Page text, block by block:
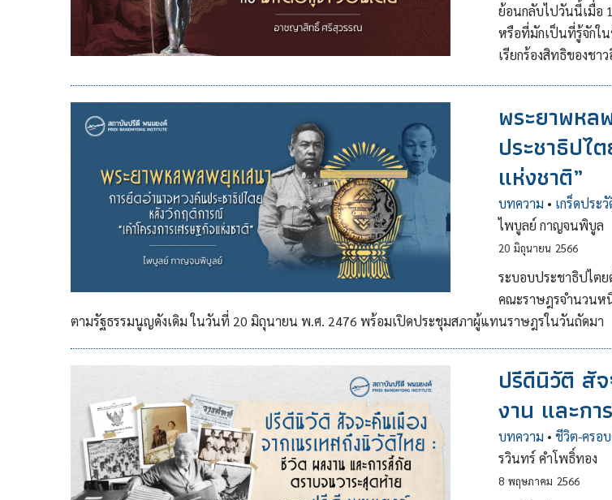
ย้อนกลับไปวันนี้เมื่อ
หรือที่มักเป็นที่รู้จักใน
เรียกร้องสิทธิของชา
พระยาพหล
ประชาธิปไ
แห่งชาติ”
บทความ • เกร็ดประ
ไพบูลย์ กาญจนพิบูล
20 มิถุนายน 2566
ระบอบประชาธิปไต
คณะราษฎรจำนวนห
ตามรัฐธรรมนูญดังเดิม ในวันที่ 20 มิถุนายน พ.ศ. 2476 พร้อมเปิดประชุมสภาผู้แทนราษฎรในวันถัดมา
ปรีดีนิวัติ สั
งาน และก
บทความ • ชีวิต-ครอ
รวินทร์ คำโพธิ์ทอง
8 พฤษภาคม 2566